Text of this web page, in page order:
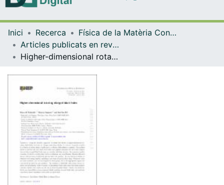
Navega per tot el DD
Com publicar
Inici Recerca
Física de la Matèria Condensada
Articles publicats en revistes (Física de la Matèria Condensada)
Higher-dimensional rotating charged black holes